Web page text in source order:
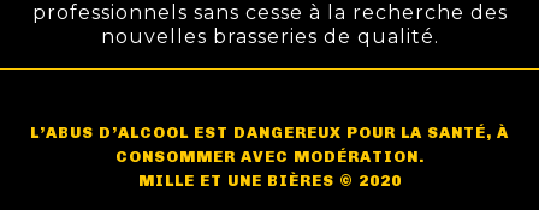
professionnels sans cesse à la recherche des
nouvelles brasseries de qualité.
L’ABUS D’ALCOOL EST DANGEREUX POUR LA SANTÉ, À
CONSOMMER AVEC MODÉRATION.
MILLE ET UNE BIÈRES © 2020